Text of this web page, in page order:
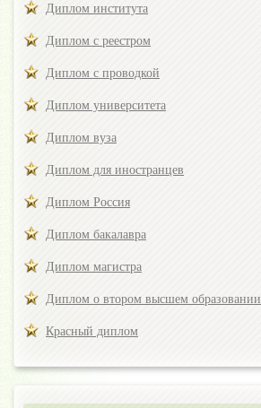
Диплом института
Диплом с реестром
Диплом с проводкой
Диплом университета
Диплом вуза
Диплом для иностранцев
Диплом Россия
Диплом бакалавра
Диплом магистра
Диплом о втором высшем образовании
Красный диплом